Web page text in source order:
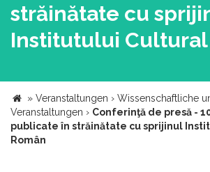
străinătate cu
Institutului Cultural
» Veranstaltungen › Wissenschaftliche
Veranstaltungen › Conferinţă de presă -
publicate în străinătate cu sprijinul
Român